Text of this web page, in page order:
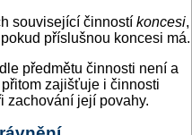
související činností koncesi,
příslušnou koncesi má.
předmětu činnosti není a
zajišťuje i činnosti
zachování její povahy.